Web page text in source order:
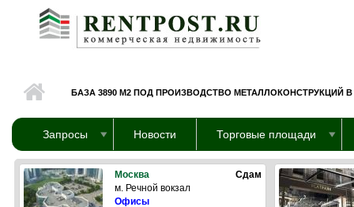
Перейти к основному содержанию
БАЗА 3890 М2 ПОД ПРОИЗВОДСТВО МЕТАЛЛОКОНСТРУКЦИЙ
Запросы Новости Торговые площади
Москва
Сдам
м. Речной вокзал
Офисы